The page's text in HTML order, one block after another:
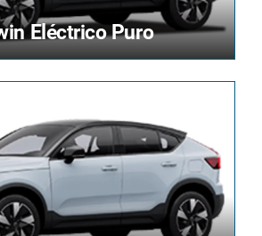
Eléctrico Puro